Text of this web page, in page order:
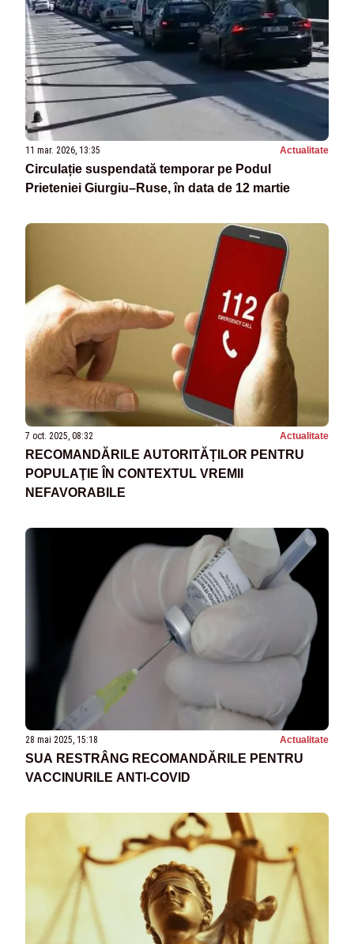
11 mar. 2026, 13:35 Actualitate
Circulație suspendată temporar pe Podul
Prieteniei Giurgiu–Ruse, în data de 12 martie
7 oct. 2025, 08:32 Actualitate
RECOMANDĂRILE AUTORITĂȚILOR PENTRU
POPULAŢIE ÎN CONTEXTUL VREMII
NEFAVORABILE
28 mai 2025, 15:18 Actualitate
SUA RESTRÂNG RECOMANDĂRILE PENTRU
VACCINURILE ANTI-COVID